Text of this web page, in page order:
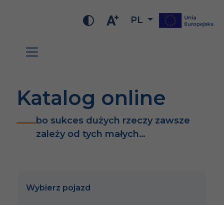
PL
Katalog online
bo sukces dużych rzeczy zawsze
zależy od tych małych…
Wybierz pojazd